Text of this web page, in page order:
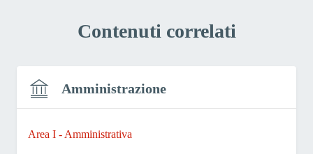
Contenuti correlati
Amministrazione
Area I - Amministrativa